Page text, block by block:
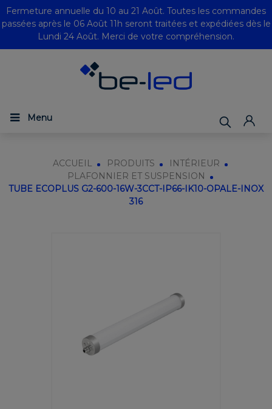
Fermeture annuelle du 10 au 21 Août. Toutes les commandes
passées après le 06 Août 11h seront traitées et expédiées dès le
Lundi 24 Août. Merci de votre compréhension.
Menu
ACCUEIL PRODUITS
INTÉRIEUR
PLAFONNIER ET SUSPENSION
TUBE ECOPLUS G2-600-16W-3CCT-IP66-IK10-OPALE-INOX
316